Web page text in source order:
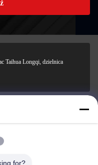
Taihua Longqi, dzielnica
for?